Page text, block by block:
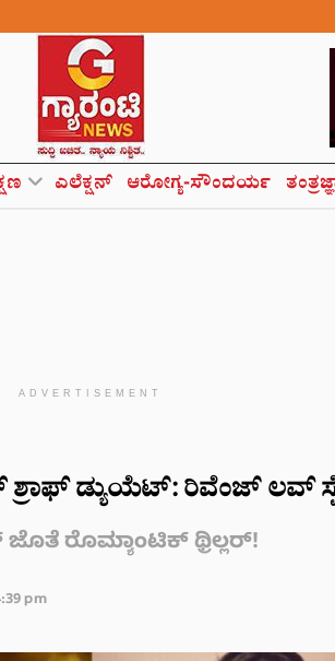
ಎಲೆಕ್ಷನ್ ಆರೋಗ್ಯ-ಸೌಂದರ್ಯ
ADVERTISEMENT
ಶ್ರಾಫ್ ಡ್ಯುಯೆಟ್: ರಿವೆಂಜ್ ಲವ್
ರೊಮ್ಯಾಂಟಿಕ್ ಥ್ರಿಲ್ಲರ್!
pm